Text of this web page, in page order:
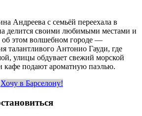
Андреева с семьёй переехала в
делится своими любимыми местами и
об этом волшебном городе —
талантливого Антонио Гауди, где
улицы обдувает свежий морской
кафе подают ароматную паэлью.
Хочу в Барселону!